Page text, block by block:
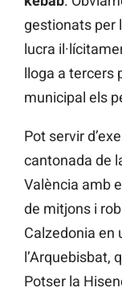
gestionats per
lucra
lloga a tercers
municipal els
Pot servir
cantonada de
València amb
de mitjons i
Calzedonia en
l’Arquebisbat,
Potser la